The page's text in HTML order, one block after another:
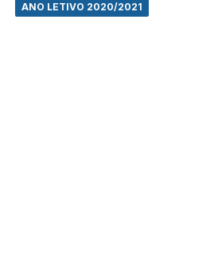
ANO LETIVO 2020/2021